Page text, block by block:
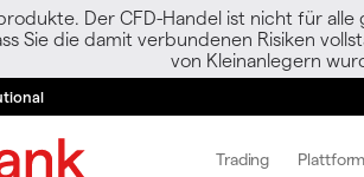
Der CFD-Handel ist nicht für
Sie die damit verbundenen Risiken
von Kleinanlegern
Trading